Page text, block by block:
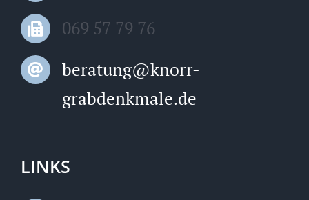
069 57 79 76
beratung@knorr-
grabdenkmale.de
LINKS